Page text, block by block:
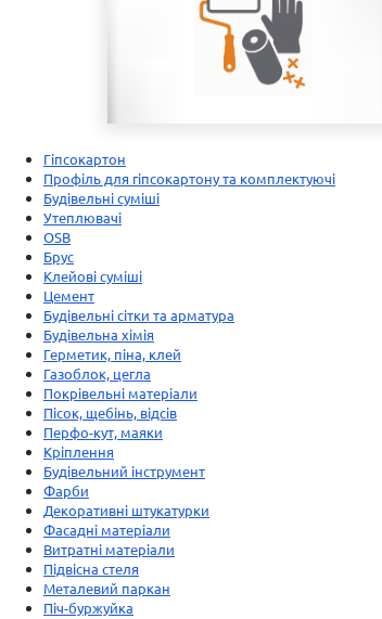
Гіпсокартон
Профіль для гіпсокартону та комплектуючі
Будівельні суміші
Утеплювачі
OSB
Брус
Клейові суміші
Цемент
Будівельні сітки та арматура
Будівельна хімія
Герметик, піна, клей
Газоблок, цегла
Покрівельні матеріали
Пісок, щебінь, відсів
Перфо-кут, маяки
Кріплення
Будівельний інструмент
Фарби
Декоративні штукатурки
Фасадні матеріали
Витратні матеріали
Підвісна стеля
Металевий паркан
Піч-буржуйка